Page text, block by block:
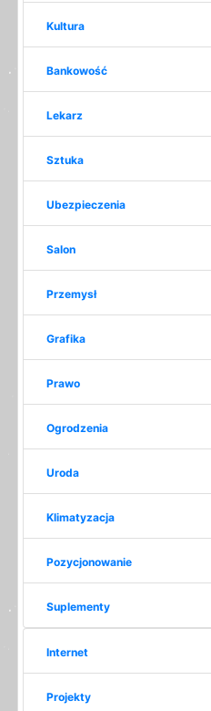
Kultura
Bankowość
Lekarz
Sztuka
Ubezpieczenia
Salon
Przemysł
Grafika
Prawo
Ogrodzenia
Uroda
Klimatyzacja
Pozycjonowanie
Suplementy
Internet
Projekty